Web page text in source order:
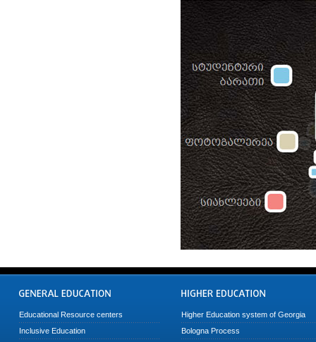
Educational Resource centers
Inclusive Education
Higher Education system of Georgia
Bologna Process